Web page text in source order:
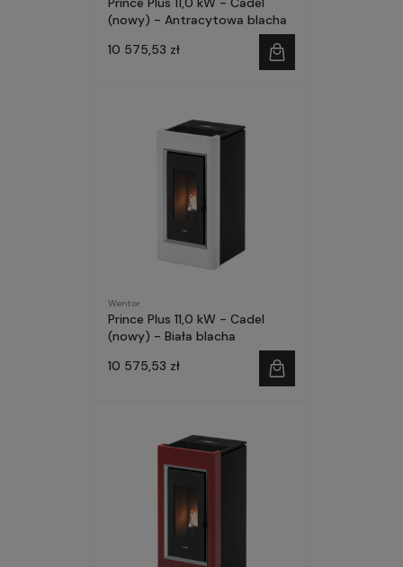
(nowy) - Antracytowa blacha
10 575,53 zł
Wentor
Prince Plus 11,0 kW - Cadel
(nowy) - Biała blacha
10 575,53 zł